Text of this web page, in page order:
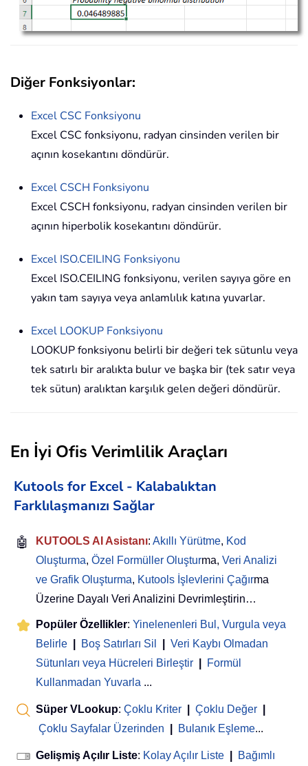
Diğer Fonksiyonlar:
Excel CSC Fonksiyonu
Excel CSC fonksiyonu, radyan cinsinden verilen bir
açının kosekantını döndürür.
Excel CSCH Fonksiyonu
Excel CSCH fonksiyonu, radyan cinsinden verilen bir
açının hiperbolik kosekantını döndürür.
Excel ISO.CEILING Fonksiyonu
Excel ISO.CEILING fonksiyonu, verilen sayıya göre en
yakın tam sayıya veya anlamlılık katına yuvarlar.
Excel LOOKUP Fonksiyonu
LOOKUP fonksiyonu belirli bir değeri tek sütunlu veya
tek satırlı bir aralıkta bulur ve başka bir (tek satır veya
tek sütun) aralıktan karşılık gelen değeri döndürür.
En İyi Ofis Verimlilik Araçları
Kutools for Excel - Kalabalıktan
Farklılaşmanızı Sağlar
🤖 KUTOOLS AI Asistanı: Akıllı Yürütme, Kod
Oluşturma, Özel Formüller Oluşturma, Veri Analizi
ve Grafik Oluşturma, Kutools İşlevlerini Çağırma
Üzerine Dayalı Veri Analizini Devrimleştirin…
Popüler Özellikler: Yinelenenleri Bul, Vurgula veya
Belirle
Boş Satırları Sil
Veri Kaybı Olmadan
Sütunları veya Hücreleri Birleştir
Formül
Kullanmadan Yuvarla ...
Süper VLookup: Çoklu Kriter Çoklu Değer
Çoklu Sayfalar Üzerinden
Bulanık Eşleme...
Gelişmiş Açılır Liste: Kolay Açılır Liste
Bağımlı